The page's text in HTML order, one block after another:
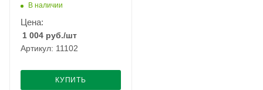
В наличии
Цена:
1 004 руб./шт
Артикул: 11102
КУПИТЬ